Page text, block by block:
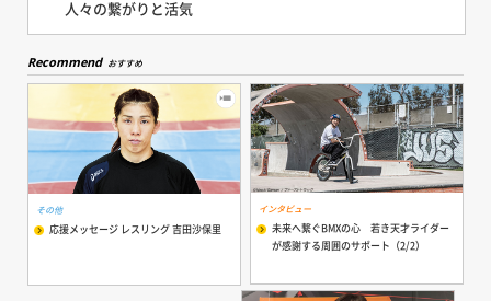
人々の繋がりと活気
Recommend おすすめ
その他
応援メッセージ レスリング 吉田沙保里
インタビュー
未来へ繋ぐBMXの心 若き天才ライダー
が感謝する周囲のサポート（2/2）